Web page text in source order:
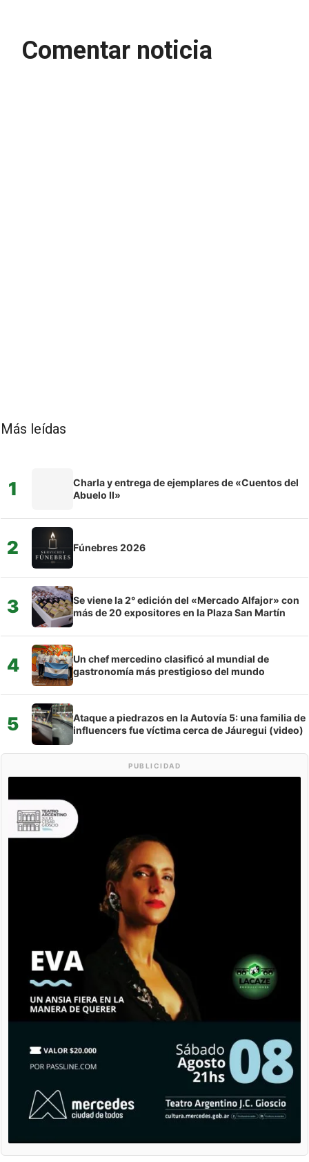
Comentar noticia
Más leídas
1
Charla y entrega de ejemplares de «Cuentos del
Abuelo II»
2 Fúnebres 2026
3
Se viene la 2° edición del «Mercado Alfajor» con
más de 20 expositores en la Plaza San Martín
4
Un chef mercedino clasificó al mundial de
gastronomía más prestigioso del mundo
5
Ataque a piedrazos en la Autovía 5: una familia de
influencers fue víctima cerca de Jáuregui (video)
PUBLICIDAD